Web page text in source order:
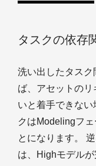
タスクの依存
洗い出したタスク
ば、アセットの
いと着手できな
クはModelingフ
とになります。
は、Highモデルが